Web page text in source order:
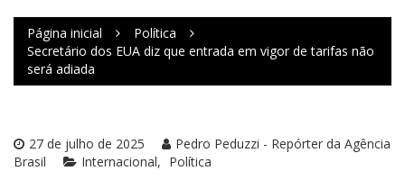
Página inicial
Política
Secretário dos EUA diz que entrada em vigor de tarifas não
será adiada
27 de julho de 2025
Pedro Peduzzi - Repórter da Agência
Brasil
Internacional Política